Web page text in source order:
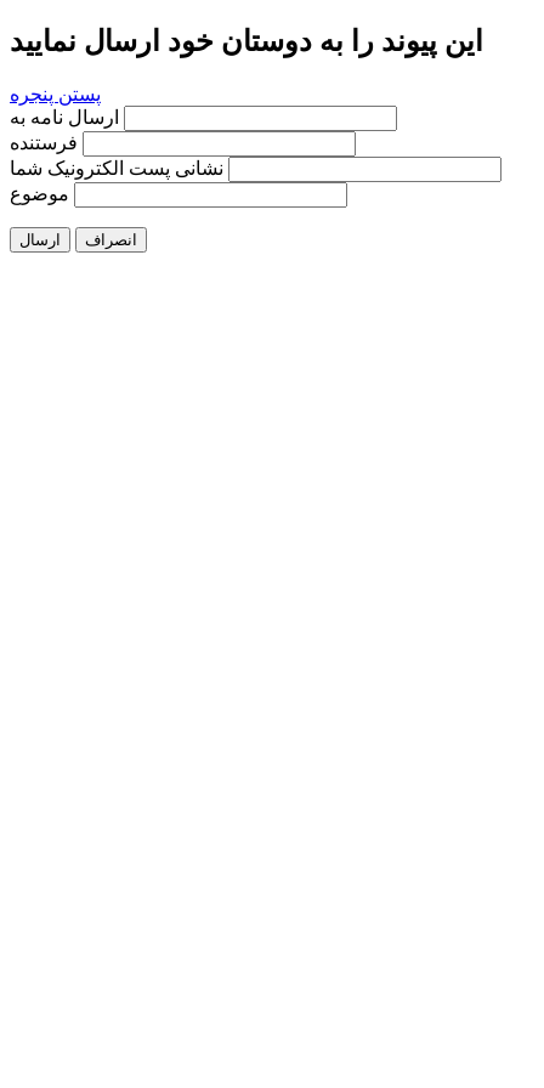
این پیوند را به دوستان خود ارسال نمایید
پستن پنجره
فرستنده
نشانی پست الکترونیک شما
موضوع
ارسال انصراف